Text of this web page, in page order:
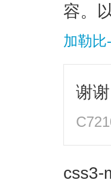
容。
加勒比
谢
css3-